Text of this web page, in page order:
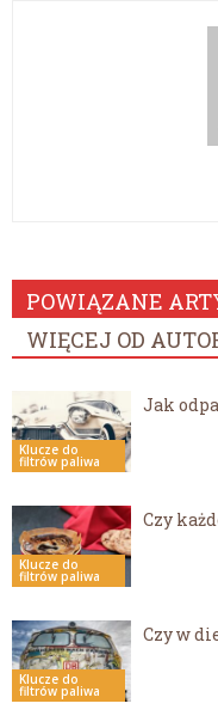
POWIĄZANE
WIĘCEJ OD
Klucze do
filtrów paliwa
Jak
Klucze do
filtrów paliwa
Czy
Klucze do
filtrów paliwa
Czy w